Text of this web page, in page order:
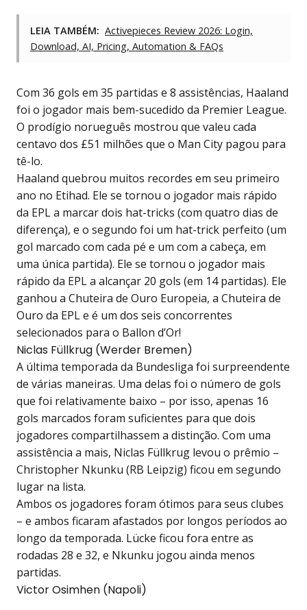
LEIA TAMBÉM: Activepieces Review 2026: Login,
Download, AI, Pricing, Automation & FAQs
Com 36 gols em 35 partidas e 8 assistências, Haaland
foi o jogador mais bem-sucedido da Premier League.
O prodígio norueguês mostrou que valeu cada
centavo dos £51 milhões que o Man City pagou para
tê-lo.
Haaland quebrou muitos recordes em seu primeiro
ano no Etihad. Ele se tornou o jogador mais rápido
da EPL a marcar dois hat-tricks (com quatro dias de
diferença), e o segundo foi um hat-trick perfeito (um
gol marcado com cada pé e um com a cabeça, em
uma única partida). Ele se tornou o jogador mais
rápido da EPL a alcançar 20 gols (em 14 partidas). Ele
ganhou a Chuteira de Ouro Europeia, a Chuteira de
Ouro da EPL e é um dos seis concorrentes
selecionados para o Ballon d’Or!
Niclas Füllkrug (Werder Bremen)
A última temporada da Bundesliga foi surpreendente
de várias maneiras. Uma delas foi o número de gols
que foi relativamente baixo – por isso, apenas 16
gols marcados foram suficientes para que dois
jogadores compartilhassem a distinção. Com uma
assistência a mais, Niclas Füllkrug levou o prêmio –
Christopher Nkunku (RB Leipzig) ficou em segundo
lugar na lista.
Ambos os jogadores foram ótimos para seus clubes
– e ambos ficaram afastados por longos períodos ao
longo da temporada. Lücke ficou fora entre as
rodadas 28 e 32, e Nkunku jogou ainda menos
partidas.
Victor Osimhen (Napoli)